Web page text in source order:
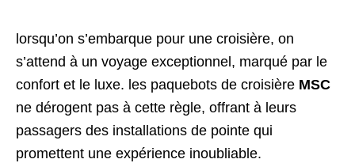
lorsqu’on s’embarque pour une croisière, on
s’attend à un voyage exceptionnel, marqué par le
confort et le luxe. les paquebots de croisière MSC
ne dérogent pas à cette règle, offrant à leurs
passagers des installations de pointe qui
promettent une expérience inoubliable.